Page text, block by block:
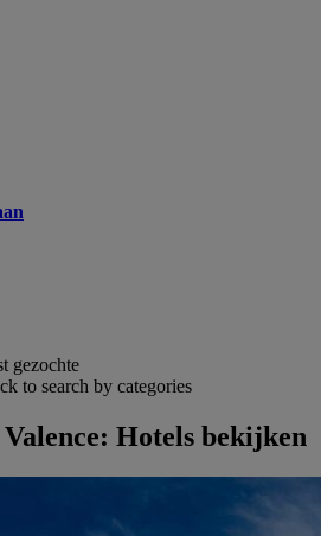
gezochte
to search by categories
Hotels bekijken